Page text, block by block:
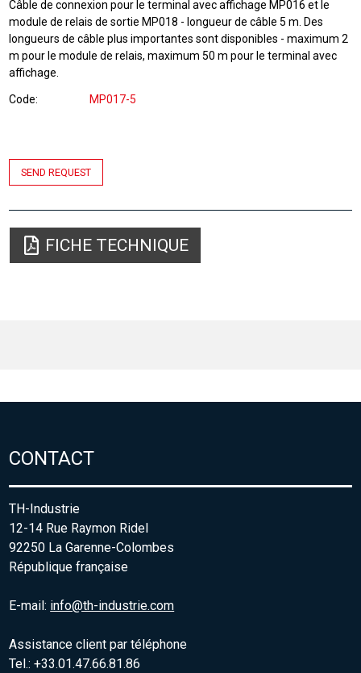
Câble de connexion pour le terminal avec affichage MP016 et le
module de relais de sortie MP018 - longueur de câble 5 m. Des
longueurs de câble plus importantes sont disponibles - maximum 2
m pour le module de relais, maximum 50 m pour le terminal avec
affichage.
Code MP017-5
SEND REQUEST
FICHE TECHNIQUE
CONTACT
TH-Industrie
12-14 Rue Raymon Ridel
92250 La Garenne-Colombes
République française
E-mail: info@th-industrie.com
Assistance client par téléphone
Tel.: +33.01.47.66.81.86